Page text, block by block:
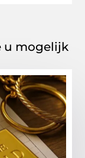
u mogelijk